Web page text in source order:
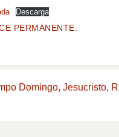
Descarga
PERMANENTE
Domingo, Jesucristo,